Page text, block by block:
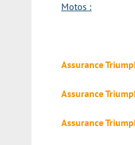
Motos :
Assurance
Assurance
Assurance